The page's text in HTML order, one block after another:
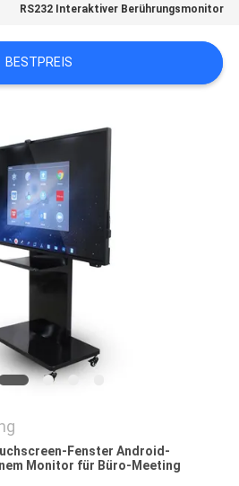
RS232 Interaktiver Berührungsmonitor
BESTPREIS
Fenster Android-
Monitor für Büro-Meeting